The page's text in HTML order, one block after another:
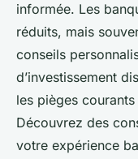
informée. Les
réduits, mais
conseils
d’investissement
les pièges
Découvrez des
votre expérience